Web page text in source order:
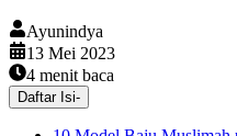
Ayunindya
13 Mei 2023
4 menit baca
Daftar Isi-